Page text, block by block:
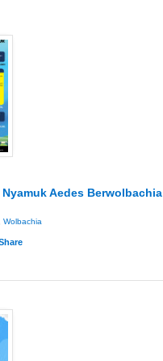
Aedes Berwolbachia
Wolbachia